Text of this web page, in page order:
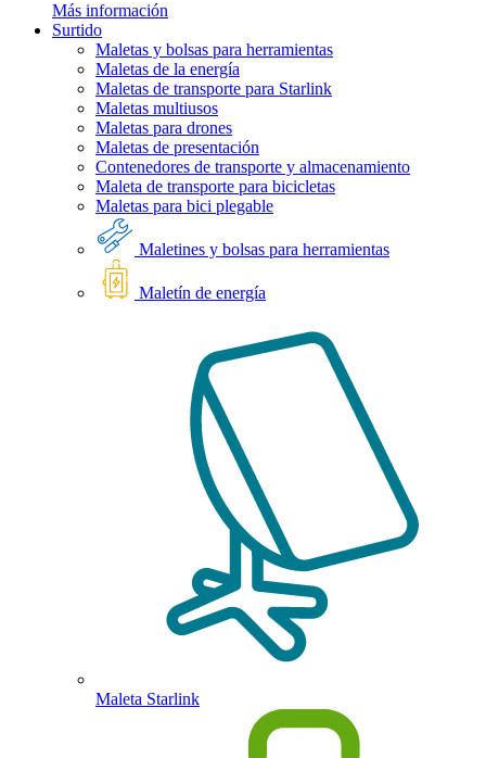
Más información
Surtido
Maletas y bolsas para herramientas
Maletas de la energía
Maletas de transporte para Starlink
Maletas multiusos
Maletas para drones
Maletas de presentación
Contenedores de transporte y almacenamiento
Maleta de transporte para bicicletas
Maletas para bici plegable
Maletines y bolsas para herramientas
Maletín de energía
Maleta Starlink